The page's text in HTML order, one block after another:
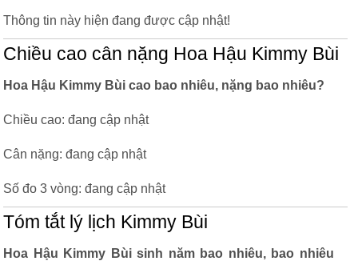
Thông tin này hiện đang được cập nhật!
Chiều cao cân nặng Hoa Hậu Kimmy Bùi
Hoa Hậu Kimmy Bùi cao bao nhiêu, nặng bao nhiêu?
Chiều cao: đang cập nhật
Cân nặng: đang cập nhật
Số đo 3 vòng: đang cập nhật
Tóm tắt lý lịch Kimmy Bùi
Hoa Hậu Kimmy Bùi sinh năm bao nhiêu, bao nhiêu